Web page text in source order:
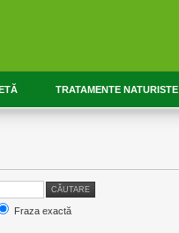
TRATAMENTE NATURISTE
CĂUTARE
Fraza exactă